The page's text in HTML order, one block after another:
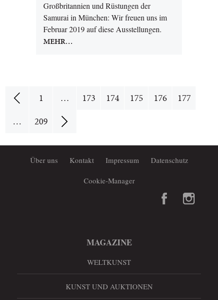
Großbritannien und Rüstungen der
Samurai in München: Wir freuen uns im
Februar 2019 auf diese Ausstellungen.
MEHR…
1 … 173 174 175 176
177
…
209
Über uns Kontakt Impressum Datenschutz
Cookie-Manager
MAGAZINE
WELTKUNST
KUNST UND AUKTIONEN